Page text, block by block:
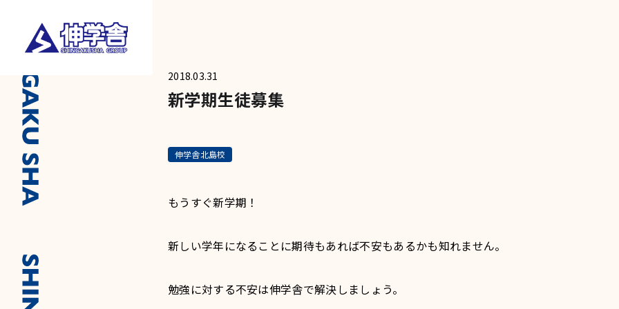
2018.03.31
新学期生徒募集
伸学舎北島校
もうすぐ新学期！
新しい学年になることに期待もあれば不安もあるかも知れません。
勉強に対する不安は伸学舎で解決しましょう。